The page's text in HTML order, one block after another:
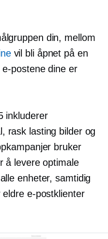
din, mellom
vil bli åpnet på en
postene dine er
inkluderer
rask lasting bilder og
bruker
å levere optimale
enheter, samtidig
e-postklienter